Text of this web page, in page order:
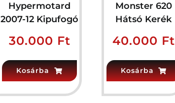
Hypermotard
2007-12 Kipufogó
30.000 Ft
Kosárba
Monster 620
Hátsó Kerék
40.000 Ft
Kosárba